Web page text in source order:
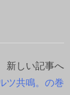
新しい記事へ
ツ共鳴。の巻